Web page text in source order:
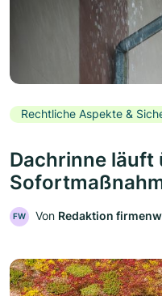
Rechtliche Aspekte &
Dachrinne läuft
FW Von Redaktion